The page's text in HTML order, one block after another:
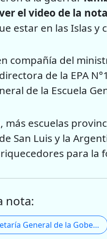
el video de la
estar en las Islas y
compañía del
de la EPA
de la Escuela
más escuelas
San Luis y la
para la
nota:
Secretaría General de la Gobernación